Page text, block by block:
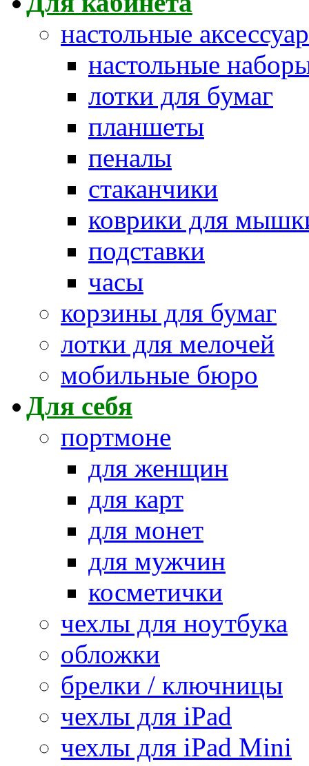
настольные
настольные
лотки для бумаг
планшеты
пеналы
стаканчики
коврики для
подставки
часы
корзины для бумаг
лотки для мелочей
мобильные бюро
Для себя
портмоне
для женщин
для карт
для монет
для мужчин
косметички
чехлы для ноутбука
обложки
брелки / ключницы
чехлы для iPad
чехлы для iPad Mini